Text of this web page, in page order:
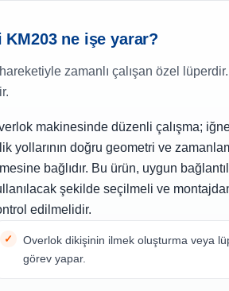
ne işe yarar?
zamanlı çalışan özel
makinesinde düzenli çalışma;
yollarının doğru geometri ve
bağlıdır. Bu ürün, uygun
şekilde seçilmeli ve
edilmelidir.
Overlok dikişinin ilmek oluşturma veya
görev yapar.